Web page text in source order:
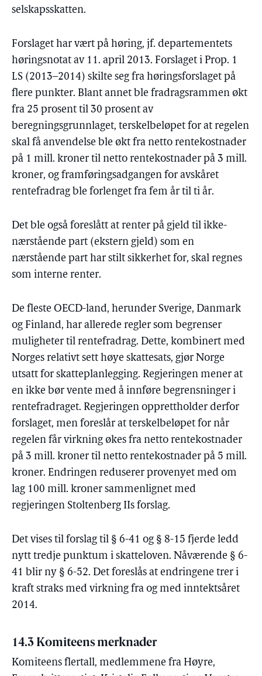
selskapsskatten.
Forslaget har vært på høring, jf. departementets
høringsnotat av 11. april 2013. Forslaget i Prop. 1
LS (2013–2014) skilte seg fra høringsforslaget på
flere punkter. Blant annet ble fradragsrammen økt
fra 25 prosent til 30 prosent av
beregningsgrunnlaget, terskelbeløpet for at regelen
skal få anvendelse ble økt fra netto rentekostnader
på 1 mill. kroner til netto rentekostnader på 3 mill.
kroner, og framføringsadgangen for avskåret
rentefradrag ble forlenget fra fem år til ti år.
Det ble også foreslått at renter på gjeld til ikke-
nærstående part (ekstern gjeld) som en
nærstående part har stilt sikkerhet for, skal regnes
som interne renter.
De fleste OECD-land, herunder Sverige, Danmark
og Finland, har allerede regler som begrenser
muligheter til rentefradrag. Dette, kombinert med
Norges relativt sett høye skattesats, gjør Norge
utsatt for skatteplanlegging. Regjeringen mener at
en ikke bør vente med å innføre begrensninger i
rentefradraget. Regjeringen opprettholder derfor
forslaget, men foreslår at terskelbeløpet for når
regelen får virkning økes fra netto rentekostnader
på 3 mill. kroner til netto rentekostnader på 5 mill.
kroner. Endringen reduserer provenyet med om
lag 100 mill. kroner sammenlignet med
regjeringen Stoltenberg IIs forslag.
Det vises til forslag til § 6-41 og § 8-15 fjerde ledd
nytt tredje punktum i skatteloven. Nåværende § 6-
41 blir ny § 6-52. Det foreslås at endringene trer i
kraft straks med virkning fra og med inntektsåret
2014.
14.3 Komiteens merknader
Komiteens flertall, medlemmene fra Høyre,